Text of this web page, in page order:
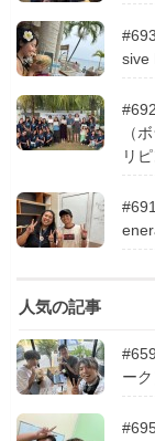
sive
（
リ
人気の記事
ー